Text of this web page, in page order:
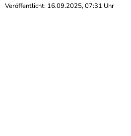
Veröffentlicht: 16.09.2025, 07:31 Uhr